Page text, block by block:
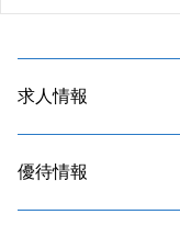
求人情報
優待情報